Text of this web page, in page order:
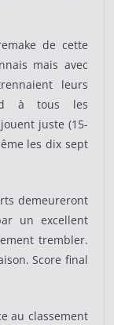
de cette
mais avec
leurs
à tous les
juste (15-
les dix sept
demeureront
un excellent
trembler.
Score final
au classement